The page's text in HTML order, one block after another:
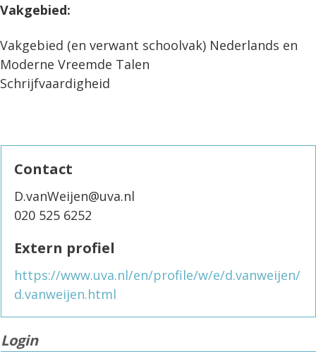
Vakgebied:
Vakgebied (en verwant schoolvak) Nederlands en
Moderne Vreemde Talen
Schrijfvaardigheid
Contact
D.vanWeijen@uva.nl
020 525 6252
Extern profiel
https://www.uva.nl/en/profile/w/e/d.vanweijen/
d.vanweijen.html
Login